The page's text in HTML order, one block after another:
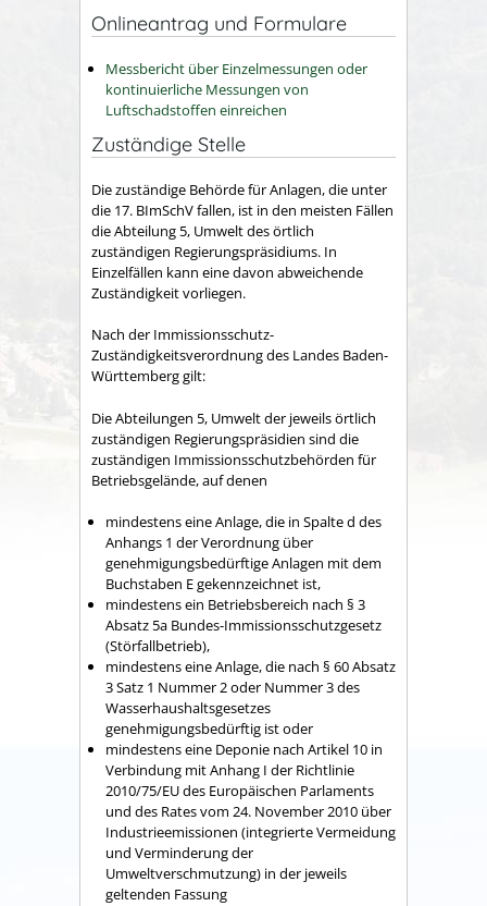
Onlineantrag und Formulare
Messbericht über Einzelmessungen oder
kontinuierliche Messungen von
Luftschadstoffen einreichen
Zuständige Stelle
Die zuständige Behörde für Anlagen, die unter
die 17. BImSchV fallen, ist in den meisten Fällen
die Abteilung 5, Umwelt des örtlich
zuständigen Regierungspräsidiums. In
Einzelfällen kann eine davon abweichende
Zuständigkeit vorliegen.
Nach der Immissionsschutz-
Zuständigkeitsverordnung des Landes Baden-
Württemberg gilt:
Die Abteilungen 5, Umwelt der jeweils örtlich
zuständigen Regierungspräsidien sind die
zuständigen Immissionsschutzbehörden für
Betriebsgelände, auf denen
mindestens eine Anlage, die in Spalte d des
Anhangs 1 der Verordnung über
genehmigungsbedürftige Anlagen mit dem
Buchstaben E gekennzeichnet ist,
mindestens ein Betriebsbereich nach § 3
Absatz 5a Bundes-Immissionsschutzgesetz
(Störfallbetrieb),
mindestens eine Anlage, die nach § 60 Absatz
3 Satz 1 Nummer 2 oder Nummer 3 des
Wasserhaushaltsgesetzes
genehmigungsbedürftig ist oder
mindestens eine Deponie nach Artikel 10 in
Verbindung mit Anhang I der Richtlinie
2010/75/EU des Europäischen Parlaments
und des Rates vom 24. November 2010 über
Industrieemissionen (integrierte Vermeidung
und Verminderung der
Umweltverschmutzung) in der jeweils
geltenden Fassung